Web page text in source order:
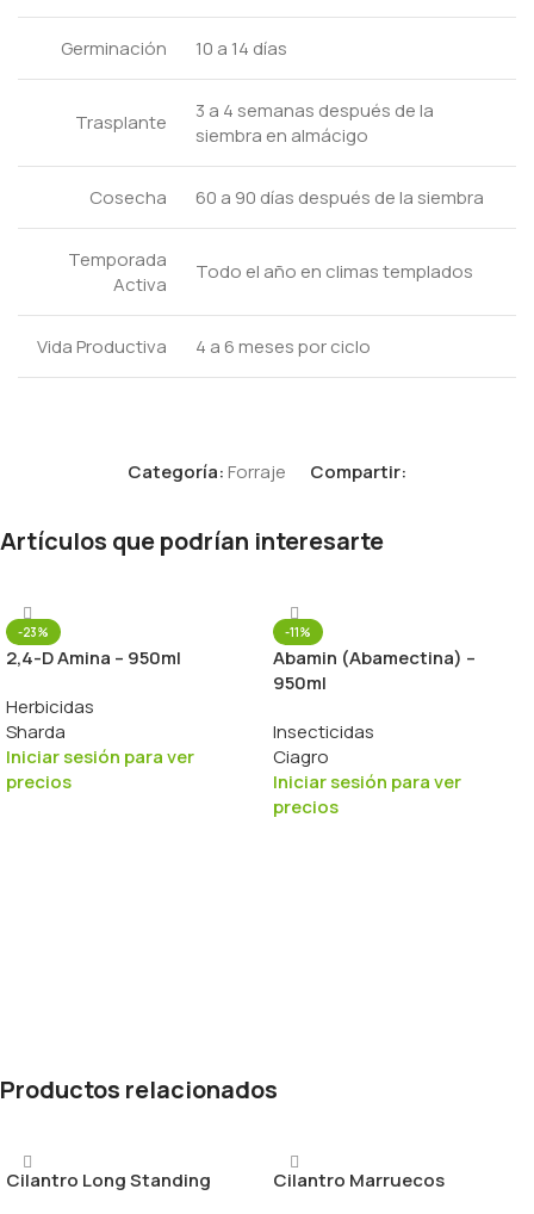
Germinación 10 a 14 días
Trasplante
3 a 4 semanas después de la
siembra en almácigo
Cosecha 60 a 90 días después de la siembra
Temporada
Activa
Todo el año en climas templados
Vida Productiva 4 a 6 meses por ciclo
Categoría:Forraje Compartir:
Artículos que podrían interesarte
-23%
2,4-D Amina – 950ml
Herbicidas
Sharda
Iniciar sesión para ver
precios
-11%
Abamin (Abamectina) –
950ml
Insecticidas
Ciagro
Iniciar sesión para ver
precios
Productos relacionados
Cilantro Long Standing Cilantro Marruecos